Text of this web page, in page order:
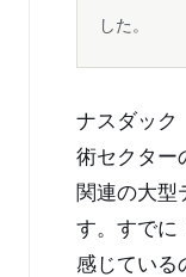
した。
ナスダック
術セクター
関連の大型
す。すでに
感じている